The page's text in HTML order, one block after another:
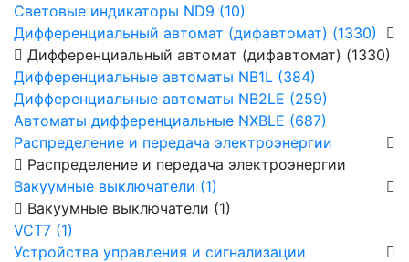
Световые индикаторы ND9 (10)
Дифференциальный автомат (дифавтомат) (1330)
Дифференциальный автомат (дифавтомат) (1330)
Дифференциальные автоматы NB1L (384)
Дифференциальные автоматы NB2LE (259)
Автоматы дифференциальные NXBLE (687)
Распределение и передача электроэнергии
Распределение и передача электроэнергии
Вакуумные выключатели (1)
Вакуумные выключатели (1)
VCT7 (1)
Устройства управления и сигнализации